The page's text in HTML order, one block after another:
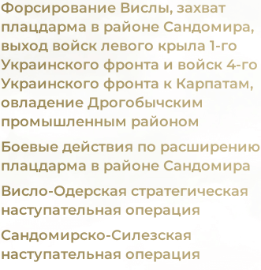
Форсирование Вислы, захват
плацдарма в районе Сандомира,
выход войск левого крыла 1-го
Украинского фронта и войск 4-го
Украинского фронта к Карпатам,
овладение Дрогобычским
промышленным районом
Боевые действия по расширению
плацдарма в районе Сандомира
Висло-Одерская стратегическая
наступательная операция
Сандомирско-Силезская
наступательная операция